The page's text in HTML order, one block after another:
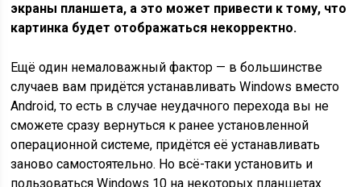
экраны планшета, а это может привести к тому, что
картинка будет отображаться некорректно.
Ещё один немаловажный фактор — в большинстве
случаев вам придётся устанавливать Windows вместо
Android, то есть в случае неудачного перехода вы не
сможете сразу вернуться к ранее установленной
операционной системе, придётся её устанавливать
заново самостоятельно. Но всё-таки установить и
пользоваться Windows 10 на некоторых планшетах